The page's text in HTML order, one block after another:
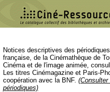
Notices descriptives des
française, de la Cinémathèque de
Cinéma et de l'image animée,
Les titres Cinémagazine et Paris-
coopération avec la BNF.
périodiques)